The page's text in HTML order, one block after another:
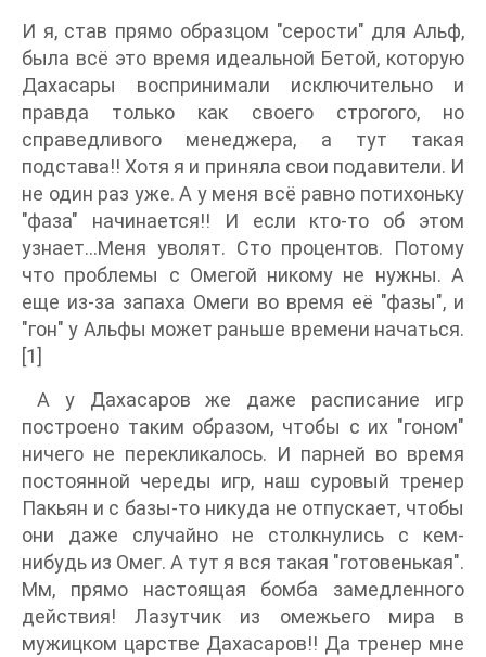
И я, став прямо образцом "серости" для Альф,
была всё это время идеальной Бетой, которую
Дахасары воспринимали исключительно и
правда только как своего строгого, но
справедливого менеджера, а тут такая
подстава!! Хотя я и приняла свои подавители. И
не один раз уже. А у меня всё равно потихоньку
"фаза" начинается!! И если кто-то об этом
узнает...Меня уволят. Сто процентов. Потому
что проблемы с Омегой никому не нужны. А
еще из-за запаха Омеги во время её "фазы", и
"гон" у Альфы может раньше времени начаться.
[1]
А у Дахасаров же даже расписание игр
построено таким образом, чтобы с их "гоном"
ничего не перекликалось. И парней во время
постоянной череды игр, наш суровый тренер
Пакьян и с базы-то никуда не отпускает, чтобы
они даже случайно не столкнулись с кем-
нибудь из Омег. А тут я вся такая "готовенькая".
Мм, прямо настоящая бомба замедленного
действия! Лазутчик из омежьего мира в
мужицком царстве Дахасаров!! Да тренер мне